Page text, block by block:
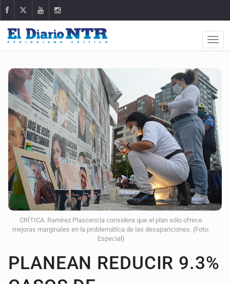
CRÍTICA. Ramírez Plascencia considera que el plan sólo ofrece
mejoras marginales en la problemática de las desapariciones. (Foto:
Especial)
PLANEAN REDUCIR 9.3%